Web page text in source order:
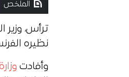
الملخص
ترأس، وزير
نظيره
وأفادت